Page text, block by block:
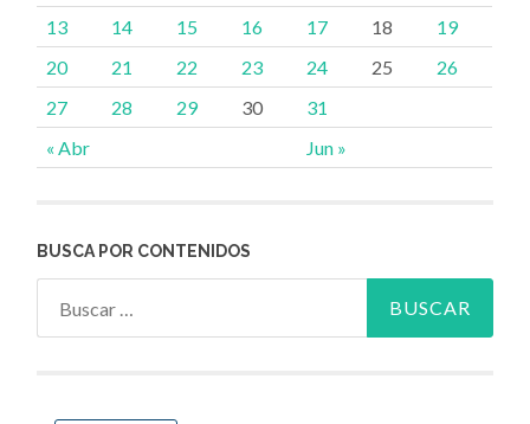
« Abr Jun »
13
14 15 16 17 18
19
20
21 22 23 24 25
26
27
28 29 30 31
BUSCA POR CONTENIDOS